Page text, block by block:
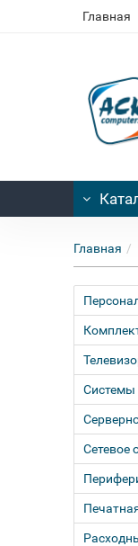
Главная
Главная
Системы
Сетевое